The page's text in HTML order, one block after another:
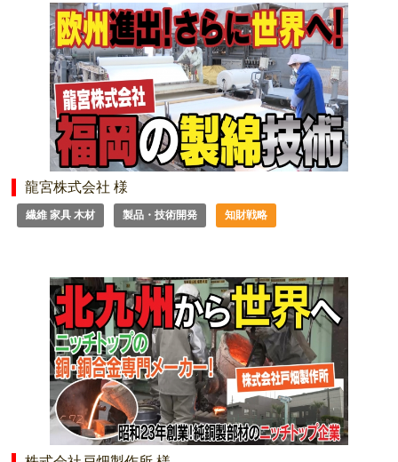
龍宮株式会社 様
繊維 家具 木材 製品・技術開発 知財戦略